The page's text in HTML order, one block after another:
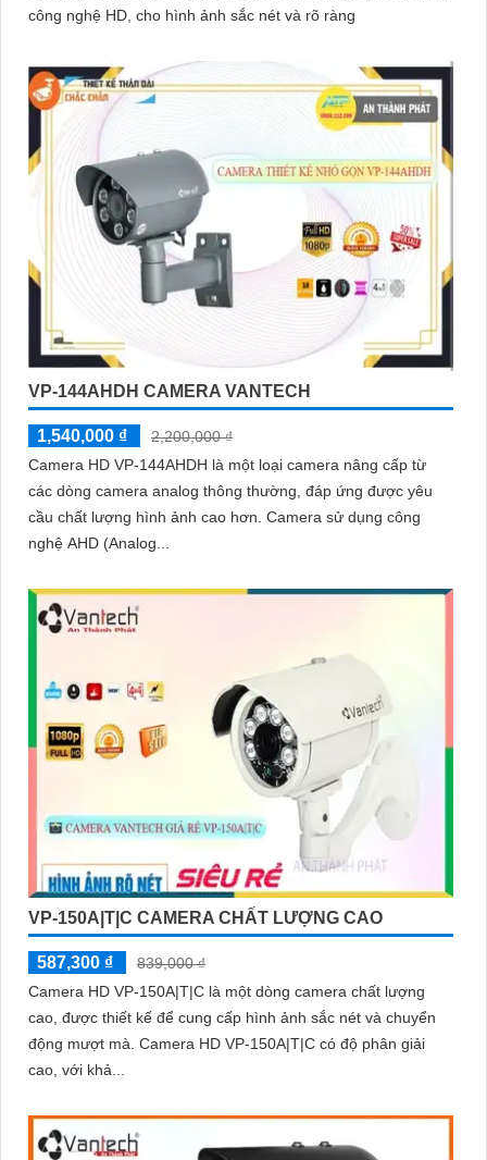
công nghệ HD, cho hình ảnh sắc nét và rõ ràng
VP-144AHDH CAMERA VANTECH
1,540,000 ₫
2,200,000 ₫
Camera HD VP-144AHDH là một loại camera nâng cấp từ
các dòng camera analog thông thường, đáp ứng được yêu
cầu chất lượng hình ảnh cao hơn. Camera sử dụng công
nghệ AHD (Analog...
VP-150A|T|C CAMERA CHẤT LƯỢNG CAO
587,300 ₫
839,000 ₫
Camera HD VP-150A|T|C là một dòng camera chất lượng
cao, được thiết kế để cung cấp hình ảnh sắc nét và chuyển
động mượt mà. Camera HD VP-150A|T|C có độ phân giải
cao, với khả...